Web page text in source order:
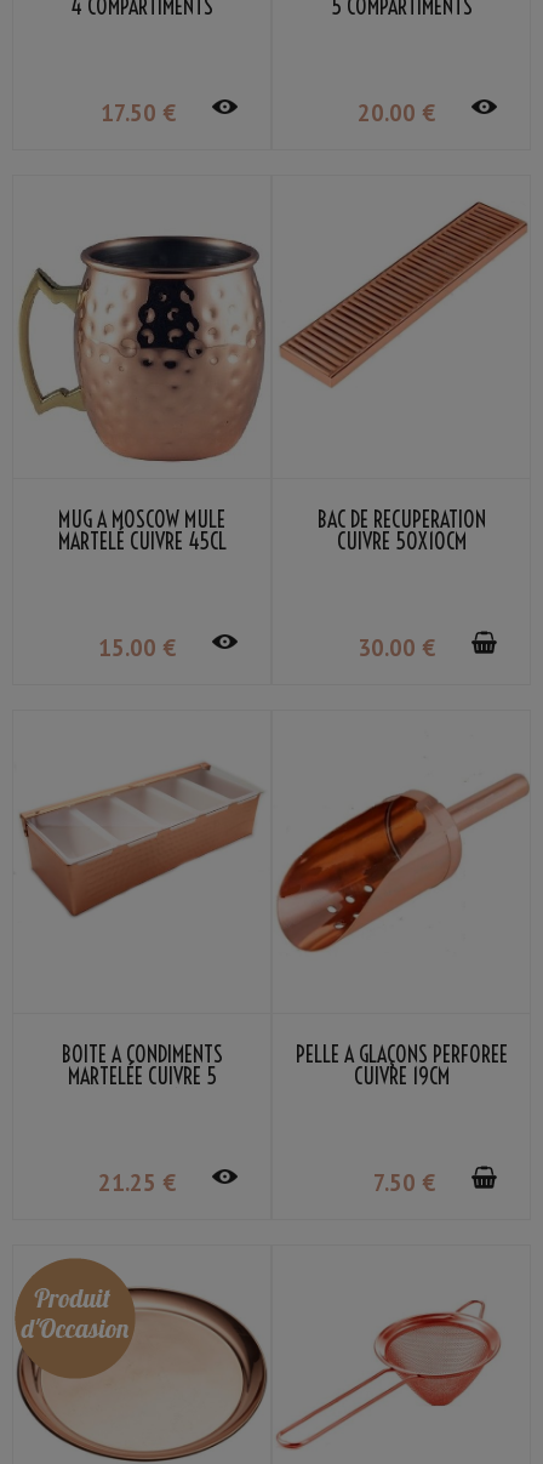
4 COMPARTIMENTS
17.50 €
5 COMPARTIMENTS
20.00 €
MUG À MOSCOW MULE
MARTELÉ CUIVRE 45CL
15.00 €
BAC DE RÉCUPÉRATION
CUIVRE 50X10CM
30.00 €
BOÎTE À CONDIMENTS
MARTELÉE CUIVRE 5
21.25 €
PELLE À GLAÇONS PERFORÉE
CUIVRE 19CM
7.50 €